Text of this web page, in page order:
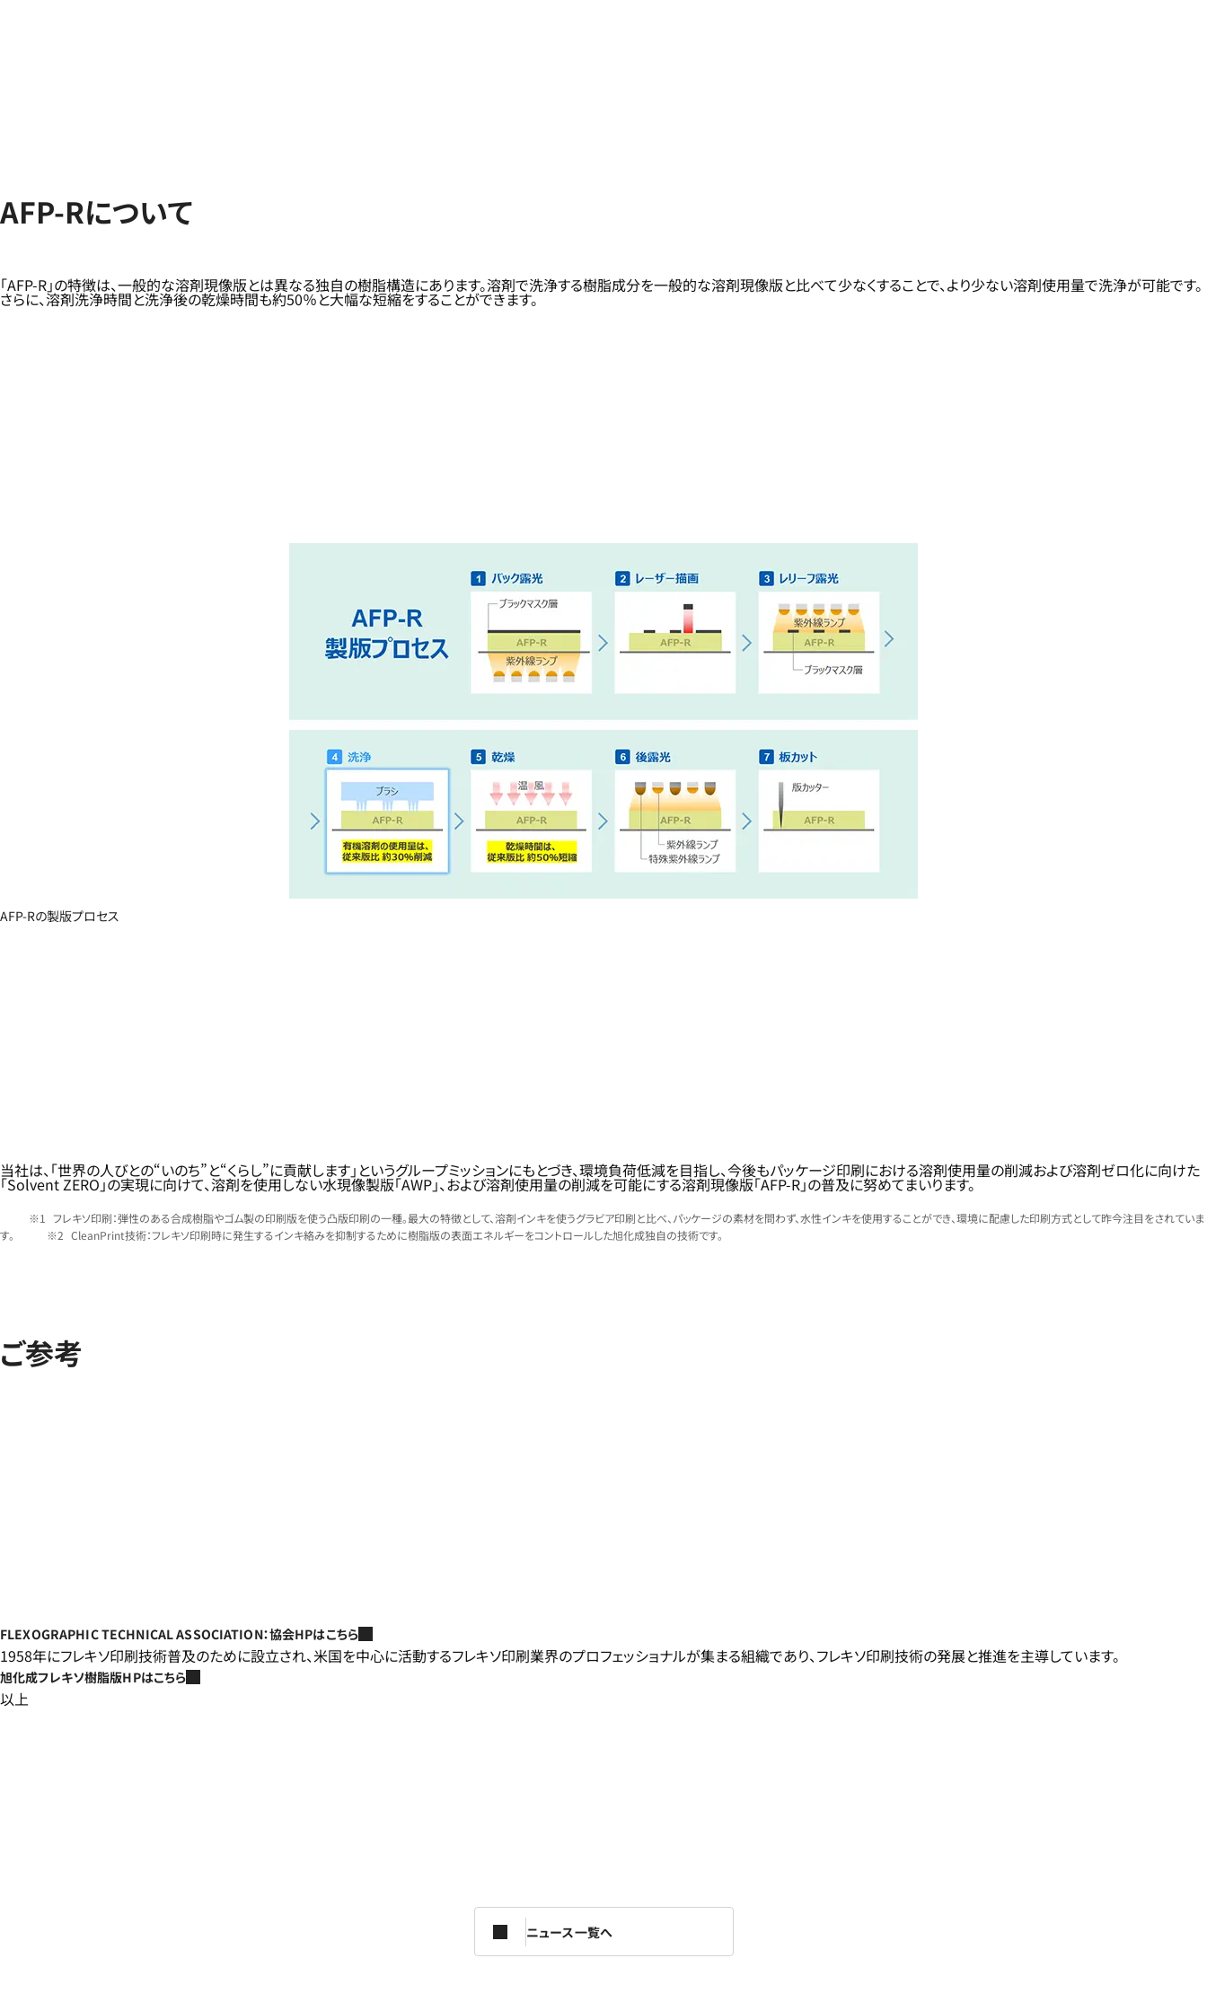
AFP-Rについて
「AFP-R」の特徴は、一般的な溶剤現像版とは異なる独自の樹脂構造にあります。溶剤で洗浄する樹脂成分を一般的な溶剤現像版と比べて少なくすることで、より少ない溶剤使用量で洗浄が可能です。
さらに、溶剤洗浄時間と洗浄後の乾燥時間も約50％と大幅な短縮をすることができます。
AFP-Rの製版プロセス
当社は、「世界の人びとの“いのち”と“くらし”に貢献します」というグループミッションにもとづき、環境負荷低減を目指し、今後もパッケージ印刷における溶剤使用量の削減および溶剤ゼロ化に向けた
「Solvent ZERO」の実現に向けて、溶剤を使用しない水現像製版「AWP」、および溶剤使用量の削減を可能にする溶剤現像版「AFP-R」の普及に努めてまいります。
フレキソ印刷：弾性のある合成樹脂やゴム製の印刷版を使う凸版印刷の一種。最大の特徴として、溶剤インキを使うグラビア印刷と比べ、パッケージの素材を問わず、水性インキを使用することができ、環境に配慮した印刷方式として昨今注目をされていま
す。
CleanPrint技術：フレキソ印刷時に発生するインキ絡みを抑制するために樹脂版の表面エネルギーをコントロールした旭化成独自の技術です。
ご参考
FLEXOGRAPHIC TECHNICAL ASSOCIATION：協会HPはこちら
1958年にフレキソ印刷技術普及のために設立され、米国を中心に活動するフレキソ印刷業界のプロフェッショナルが集まる組織であり、フレキソ印刷技術の発展と推進を主導しています。
旭化成フレキソ樹脂版HPはこちら
以上
ニュース一覧へ